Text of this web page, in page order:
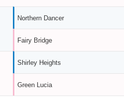
Northern Dancer
Fairy Bridge
Shirley Heights
Green Lucia